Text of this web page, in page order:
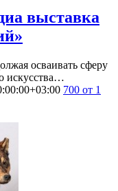
выставка
осваивать сферу
искусства…
700 от 1